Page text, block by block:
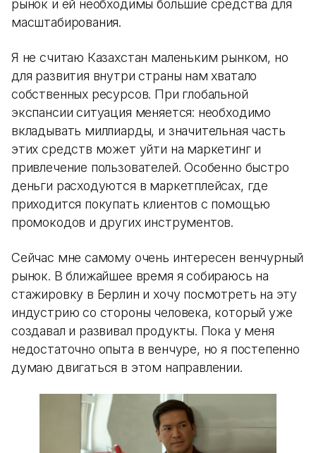
рынок и ей необходимы большие средства для
масштабирования.
Я не считаю Казахстан маленьким рынком, но
для развития внутри страны нам хватало
собственных ресурсов. При глобальной
экспансии ситуация меняется: необходимо
вкладывать миллиарды, и значительная часть
этих средств может уйти на маркетинг и
привлечение пользователей. Особенно быстро
деньги расходуются в маркетплейсах, где
приходится покупать клиентов с помощью
промокодов и других инструментов.
Сейчас мне самому очень интересен венчурный
рынок. В ближайшее время я собираюсь на
стажировку в Берлин и хочу посмотреть на эту
индустрию со стороны человека, который уже
создавал и развивал продукты. Пока у меня
недостаточно опыта в венчуре, но я постепенно
думаю двигаться в этом направлении.